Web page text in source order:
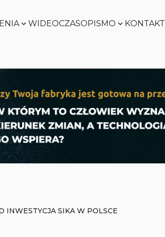
SMART
WORLD
WIDEOCZASOPISMO KONTAKT
FACTORY
WORLD
INWESTYCJA SIKA W POLSCE